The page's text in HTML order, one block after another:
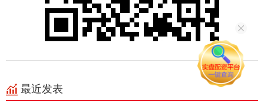
最近发表